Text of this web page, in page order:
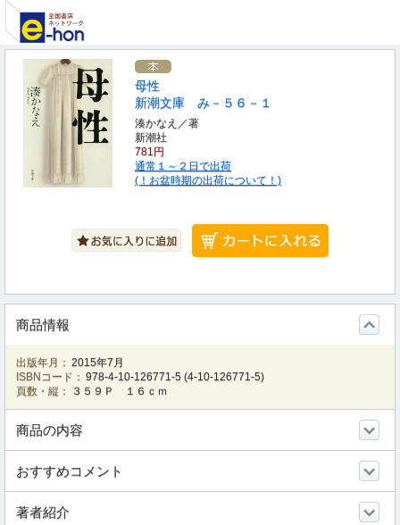
母性
新潮文庫 み－５６－１
湊かなえ／著
新潮社
781円
通常１～２日で出荷
(！お盆時期の出荷について！)
商品情報
出版年月： 2015年7月
ISBNコード： 978-4-10-126771-5 (4-10-126771-5)
頁数・縦：
３５９Ｐ １６ｃｍ
商品の内容
おすすめコメント
著者紹介